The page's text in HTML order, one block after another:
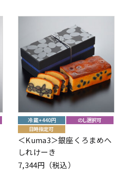
＜Kuma3＞銀座くろまめへ
しれけーき
7,344円（税込）